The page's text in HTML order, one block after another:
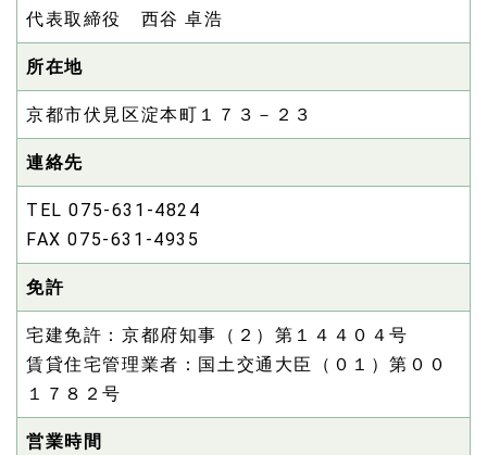
代表取締役 西谷 卓浩
所在地
京都市伏見区淀本町１７３－２３
連絡先
TEL 075-631-4824
FAX 075-631-4935
免許
宅建免許：京都府知事（２）第１４４０４号
賃貸住宅管理業者：国土交通大臣（０１）第００
１７８２号
営業時間